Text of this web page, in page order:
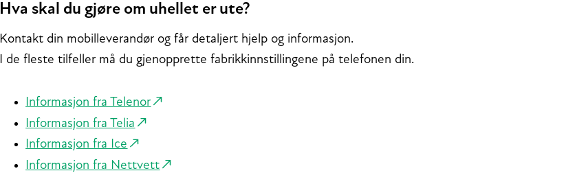
Hva skal du gjøre om uhellet er ute?
Kontakt din mobilleverandør og får detaljert hjelp og informasjon.
I de fleste tilfeller må du gjenopprette fabrikkinnstillingene på telefonen din.
Informasjon fra Telenor
Informasjon fra Telia
Informasjon fra Ice
Informasjon fra Nettvett